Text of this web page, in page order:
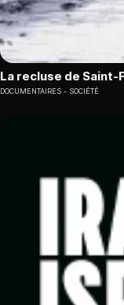
La recluse de
DOCUMENTAIRES SOCIÉTÉ